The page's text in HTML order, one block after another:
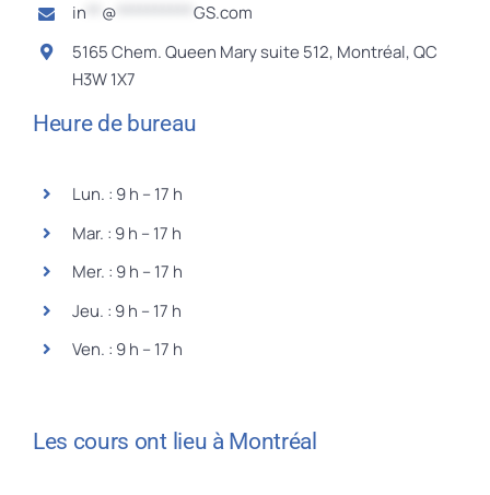
in
@
GS.com
5165 Chem. Queen Mary suite 512, Montréal, QC
H3W 1X7
Heure de bureau
Lun. : 9 h – 17 h
Mar. : 9 h – 17 h
Mer. : 9 h – 17 h
Jeu. : 9 h – 17 h
Ven. : 9 h – 17 h
Les cours ont lieu à Montréal